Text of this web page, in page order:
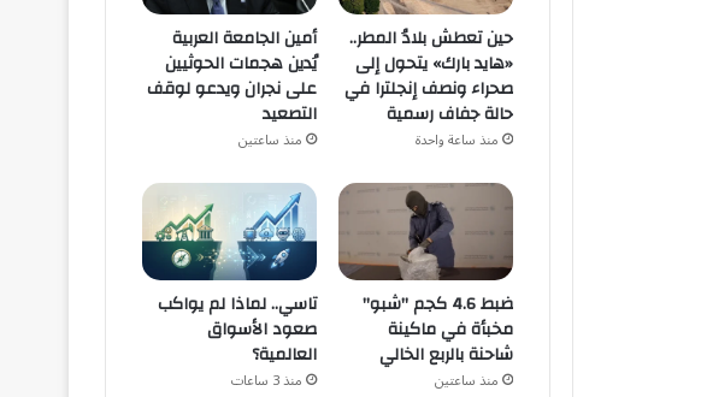
حين تعطش بلادُ المطر..
«هايد بارك» يتحول إلى
صحراء ونصف إنجلترا في
حالة جفاف رسمية
منذ ساعة واحدة
أمين الجامعة العربية
يُدين هجمات الحوثيين
على نجران ويدعو لوقف
التصعيد
منذ ساعتين
ضبط 4.6 كجم "شبو"
مخبأة في ماكينة
شاحنة بالربع الخالي
منذ ساعتين
تاسي.. لماذا لم يواكب
صعود الأسواق
العالمية؟
منذ 3 ساعات